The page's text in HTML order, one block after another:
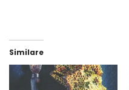
Similare